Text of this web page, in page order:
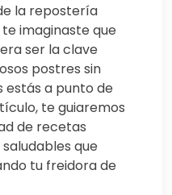
la repostería
imaginaste que
ser la clave
postres sin
estás a punto de
te guiaremos
de recetas
que
tu freidora de